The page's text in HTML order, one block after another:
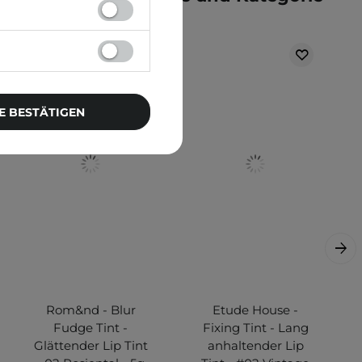
Rom&nd - Blur
Fudge Tint -
Glättender Lip Tint
Etude House -
Fixing Tint - Lang
anhaltender Lip
BESTÄTIGEN